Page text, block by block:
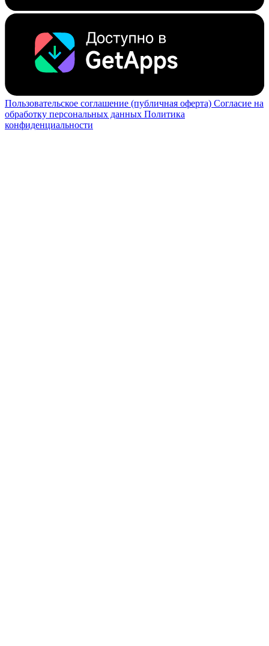
Пользовательское соглашение (публичная оферта) Согласие на
обработку персональных данных Политика
конфиденциальности